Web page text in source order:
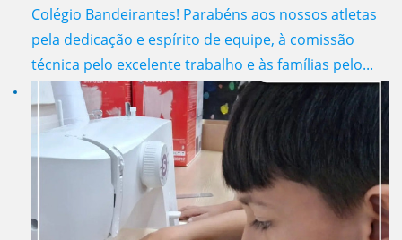
Colégio Bandeirantes! Parabéns aos nossos atletas
pela dedicação e espírito de equipe, à comissão
técnica pelo excelente trabalho e às famílias pelo...